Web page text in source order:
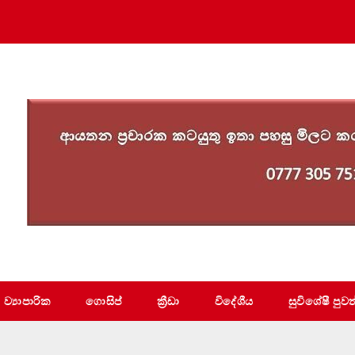
ව්‍යාපාරික ගොසිප් ක්‍රීඩා විදේශීය සුවිශේෂී